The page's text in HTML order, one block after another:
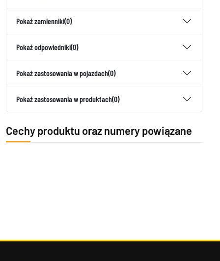
Pokaż zamienniki(0)
Pokaż odpowiedniki(0)
Pokaż zastosowania w pojazdach(0)
Pokaż zastosowania w produktach(0)
Cechy produktu oraz numery powiązane